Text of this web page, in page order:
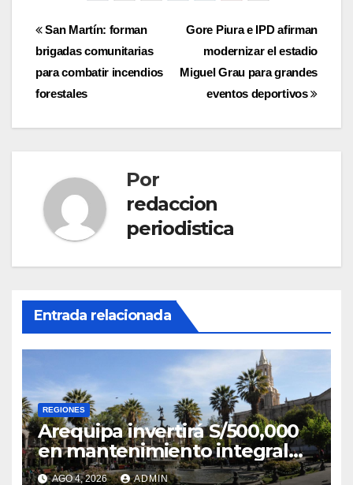
Navegación
de
entradas
Gore Piura e IPD afirman
modernizar el estadio
Miguel Grau para grandes
eventos deportivos
San Martín: forman
brigadas comunitarias
para combatir incendios
forestales
Por
redaccion
periodistica
Entrada relacionada
REGIONES
Arequipa invertirá S/500,000
en mantenimiento integral
de la Plaza de Armas
AGO 4, 2026 ADMIN